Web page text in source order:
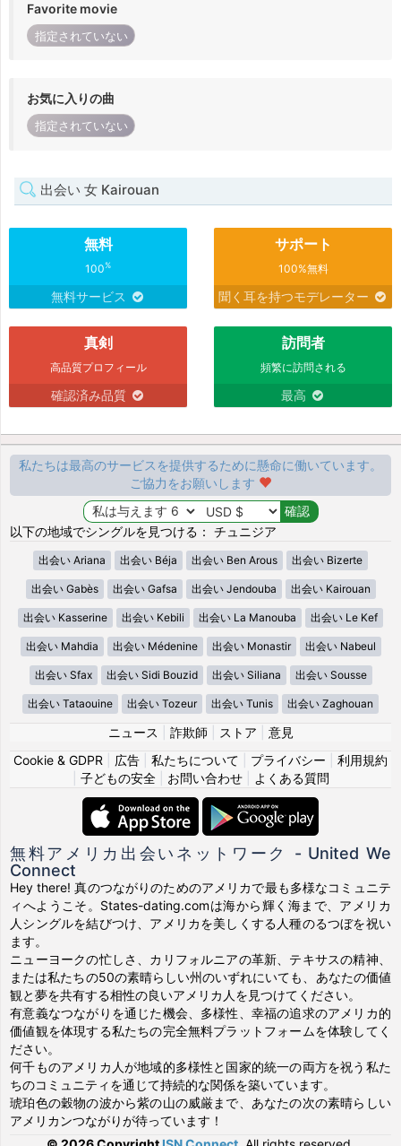
Favorite movie
指定されていない
お気に入りの曲
指定されていない
出会い 女 Kairouan
無料
100%
無料サービス
サポート
100%無料
聞く耳を持つモデレーター
真剣
高品質プロフィール
確認済み品質
訪問者
頻繁に訪問される
最高
私たちは最高のサービスを提供するために懸命に働いています。
ご協力をお願いします
以下の地域でシングルを見つける： チュニジア
出会い Ariana 出会い Béja 出会い Ben Arous 出会い Bizerte
出会い Gabès 出会い Gafsa 出会い Jendouba 出会い Kairouan
出会い Kasserine 出会い Kebili 出会い La Manouba 出会い Le Kef
出会い Mahdia 出会い Médenine 出会い Monastir 出会い Nabeul
出会い Sfax 出会い Sidi Bouzid 出会い Siliana 出会い Sousse
出会い Tataouine 出会い Tozeur 出会い Tunis 出会い Zaghouan
ニュース 詐欺師 ストア
意見
Cookie & GDPR
広告 私たちについて プライバシー
利用規約
子どもの安全| お問い合わせ| よくある質問
無料アメリカ出会いネットワーク - United We
Connect
Hey there! 真のつながりのためのアメリカで最も多様なコミュニテ
ィへようこそ。States-dating.comは海から輝く海まで、アメリカ
人シングルを結びつけ、アメリカを美しくする人種のるつぼを祝い
ます。
ニューヨークの忙しさ、カリフォルニアの革新、テキサスの精神、
または私たちの50の素晴らしい州のいずれにいても、あなたの価値
観と夢を共有する相性の良いアメリカ人を見つけてください。
有意義なつながりを通じた機会、多様性、幸福の追求のアメリカ的
価値観を体現する私たちの完全無料プラットフォームを体験してく
ださい。
何千ものアメリカ人が地域的多様性と国家的統一の両方を祝う私た
ちのコミュニティを通じて持続的な関係を築いています。
琥珀色の穀物の波から紫の山の威厳まで、あなたの次の素晴らしい
アメリカンつながりが待っています！